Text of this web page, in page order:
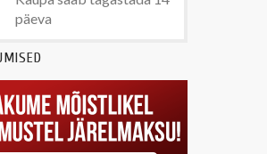
päeva